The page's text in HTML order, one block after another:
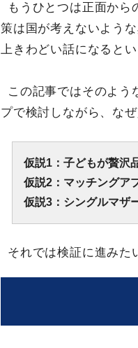
もうひとつは正面か
策は国が考えないよう
上きわどい話になるとい
この記事ではそのよう
プで検討しながら、な
仮説1：子どもが贅沢
仮説2：マッチングア
仮説3：シングルマザ
それでは検証に進みた